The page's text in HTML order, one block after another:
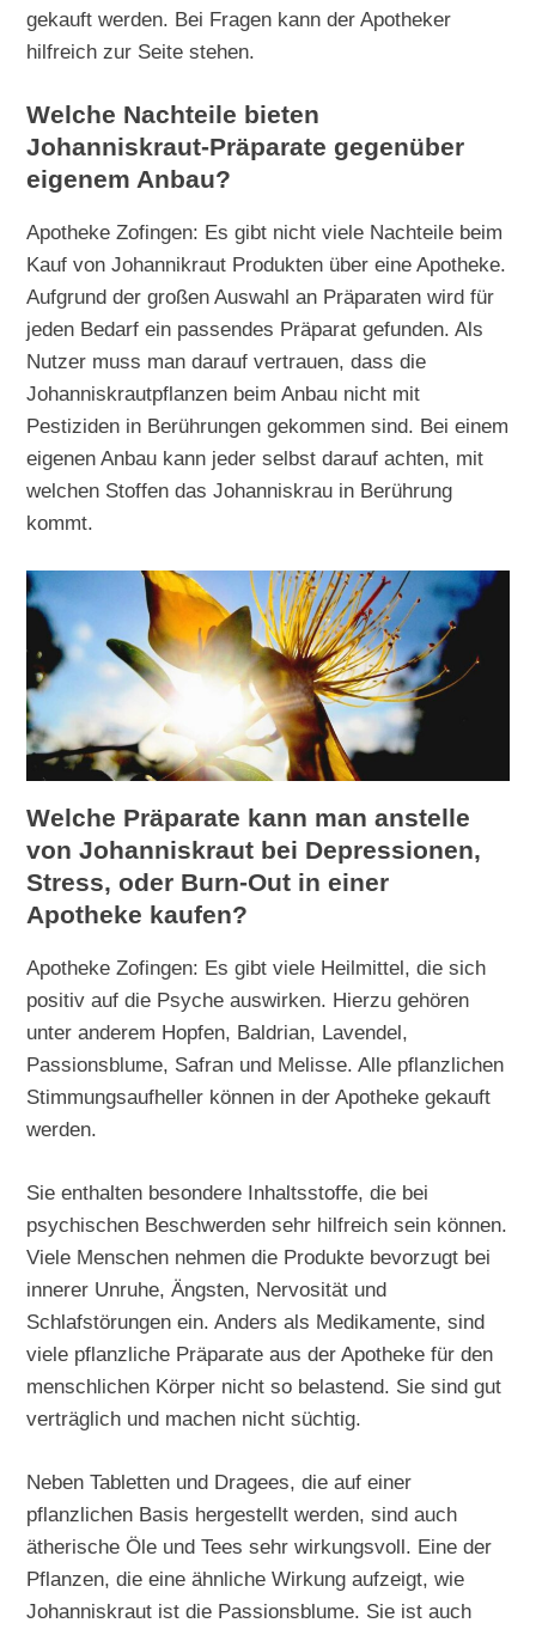
gekauft werden. Bei Fragen kann der Apotheker
hilfreich zur Seite stehen.
Welche Nachteile bieten
Johanniskraut-Präparate gegenüber
eigenem Anbau?
Apotheke Zofingen: Es gibt nicht viele Nachteile beim
Kauf von Johannikraut Produkten über eine Apotheke.
Aufgrund der großen Auswahl an Präparaten wird für
jeden Bedarf ein passendes Präparat gefunden. Als
Nutzer muss man darauf vertrauen, dass die
Johanniskrautpflanzen beim Anbau nicht mit
Pestiziden in Berührungen gekommen sind. Bei einem
eigenen Anbau kann jeder selbst darauf achten, mit
welchen Stoffen das Johanniskrau in Berührung
kommt.
Welche Präparate kann man anstelle
von Johanniskraut bei Depressionen,
Stress, oder Burn-Out in einer
Apotheke kaufen?
Apotheke Zofingen: Es gibt viele Heilmittel, die sich
positiv auf die Psyche auswirken. Hierzu gehören
unter anderem Hopfen, Baldrian, Lavendel,
Passionsblume, Safran und Melisse. Alle pflanzlichen
Stimmungsaufheller können in der Apotheke gekauft
werden.
Sie enthalten besondere Inhaltsstoffe, die bei
psychischen Beschwerden sehr hilfreich sein können.
Viele Menschen nehmen die Produkte bevorzugt bei
innerer Unruhe, Ängsten, Nervosität und
Schlafstörungen ein. Anders als Medikamente, sind
viele pflanzliche Präparate aus der Apotheke für den
menschlichen Körper nicht so belastend. Sie sind gut
verträglich und machen nicht süchtig.
Neben Tabletten und Dragees, die auf einer
pflanzlichen Basis hergestellt werden, sind auch
ätherische Öle und Tees sehr wirkungsvoll. Eine der
Pflanzen, die eine ähnliche Wirkung aufzeigt, wie
Johanniskraut ist die Passionsblume. Sie ist auch